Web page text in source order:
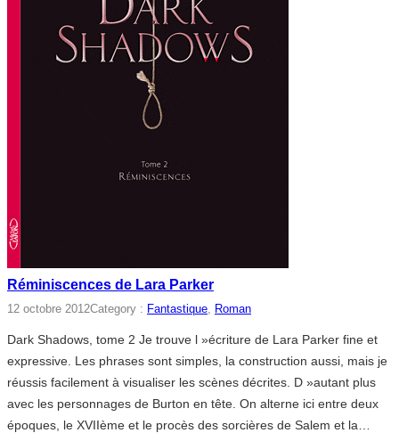
Réminiscences de Lara Parker
12 octobre 2012Category : Fantastique, Roman
Dark Shadows, tome 2 Je trouve l »écriture de Lara Parker fine et
expressive. Les phrases sont simples, la construction aussi, mais je
réussis facilement à visualiser les scènes décrites. D »autant plus
avec les personnages de Burton en tête. On alterne ici entre deux
époques, le XVIIème et le procès des sorcières de Salem et la…